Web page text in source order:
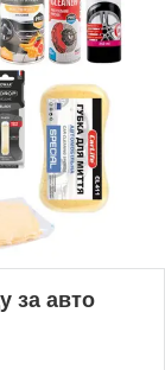
за авто